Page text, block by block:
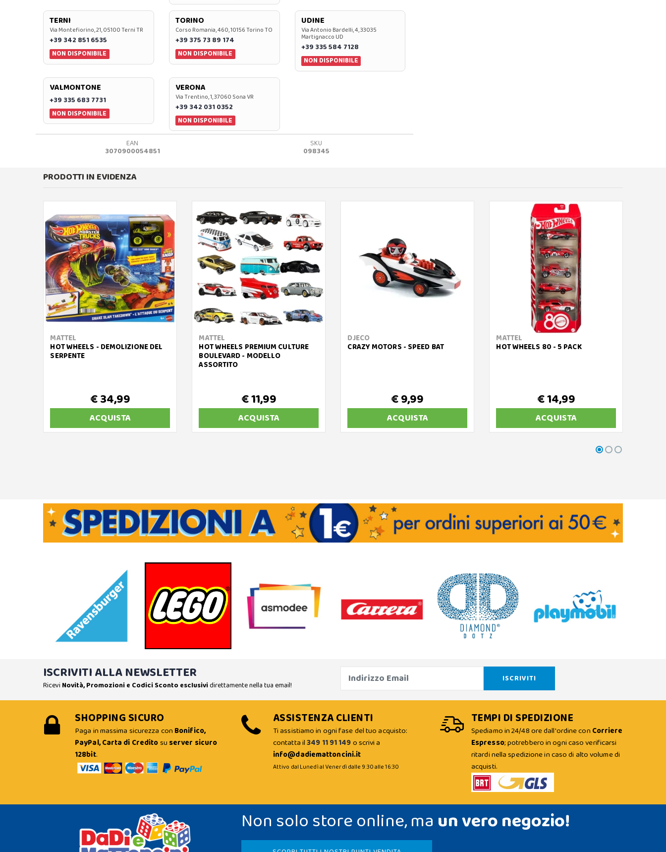
TERNI
Via Montefiorino, 21, 05100 Terni TR
+39 342 851 6535
NON DISPONIBILE
TORINO
Corso Romania, 460, 10156 Torino TO
+39 375 73 89 174
NON DISPONIBILE
UDINE
Via Antonio Bardelli, 4, 33035
Martignacco UD
+39 335 584 7128
NON DISPONIBILE
VALMONTONE
+39 335 683 7731
NON DISPONIBILE
VERONA
Via Trentino, 1, 37060 Sona VR
+39 342 031 0352
NON DISPONIBILE
EAN
3070900054851
SKU
098345
PRODOTTI IN EVIDENZA
MATTEL
HOT WHEELS - DEMOLIZIONE DEL
SERPENTE
€ 34,99
ACQUISTA
MATTEL
HOT WHEELS PREMIUM CULTURE
BOULEVARD - MODELLO
ASSORTITO
€ 11,99
ACQUISTA
DJECO
CRAZY MOTORS - SPEED BAT
€ 9,99
ACQUISTA
MATTEL
HOT WHEELS 80 - 5 PACK
€ 14,99
ACQUISTA
ISCRIVITI ALLA NEWSLETTER
Ricevi Novità, Promozioni e Codici Sconto esclusividirettamente nella tua email!
SHOPPING SICURO
Paga in massima sicurezza con Bonifico,
PayPal, Carta di Creditosu server sicuro
128bit.
ASSISTENZA CLIENTI
Ti assistiamo in ogni fase del tuo acquisto:
contatta il349 11 91 149o scrivi a
info@dadiemattoncini.it
Attivo dal Lunedì al Venerdì dalle 9:30 alle 16:30
TEMPI DI SPEDIZIONE
Spediamo in 24/48 ore dall'ordine con Corriere
Espresso; potrebbero in ogni caso verificarsi
ritardi nella spedizione in caso di alto volume di
acquisti.
Non solo store online, ma un vero negozio!